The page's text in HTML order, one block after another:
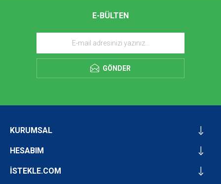
E-BÜLTEN
GÖNDER
KURUMSAL
HESABIM
İSTEKLE.COM